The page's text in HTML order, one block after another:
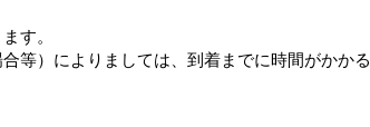
す。
等）によりましては、到着までに時間がかかる